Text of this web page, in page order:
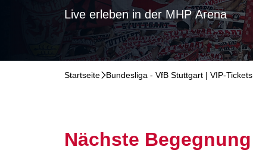
Live erleben in der MHP Arena
Startseite􀆊Bundesliga - VfB Stuttgart | VIP-Tickets
Nächste Begegnung